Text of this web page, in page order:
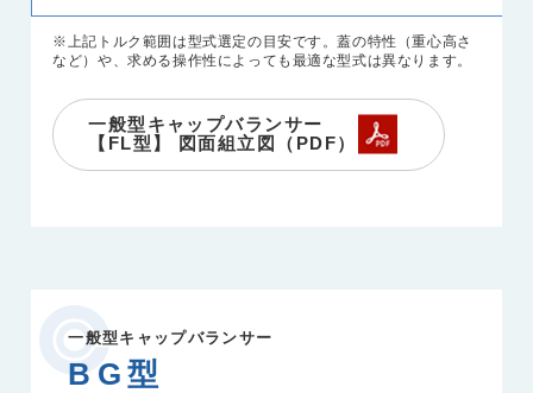
※上記トルク範囲は型式選定の目安です。蓋の特性（重心高さ
など）や、求める操作性によっても最適な型式は異なります。
一般型キャップバランサー
【FL型】 図面組立図（PDF）
一般型キャップバランサー
BG型